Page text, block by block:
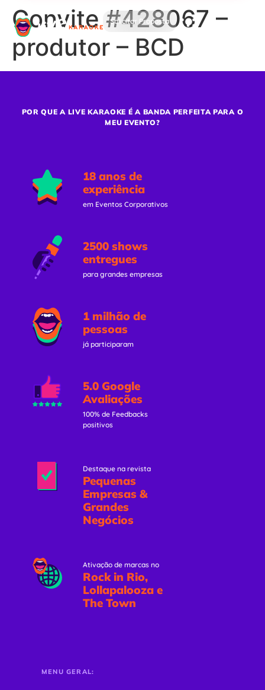
Solicitar Proposta
Convite #428067 –
produtor – BCD
POR QUE A LIVE KARAOKE É A BANDA PERFEITA PARA O
MEU EVENTO?
18 anos de
experiência
em Eventos Corporativos
2500 shows
entregues
para grandes empresas
1 milhão de
pessoas
já participaram
5.0 Google
Avaliações
100% de Feedbacks
positivos
Destaque na revista
Pequenas
Empresas &
Grandes
Negócios
Ativação de marcas no
Rock in Rio,
Lollapalooza e
The Town
MENU GERAL: